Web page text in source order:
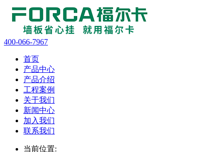
400-066-7967
首页
产品中心
产品介绍
工程案例
关于我们
新闻中心
加入我们
联系我们
当前位置: